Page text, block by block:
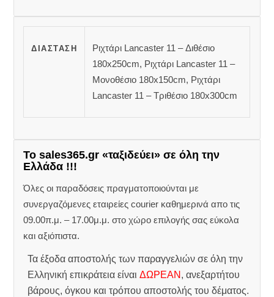
ΔΙΆΣΤΑΣΗ
Ριχτάρι Lancaster 11 – Διθέσιο
180x250cm, Ριχτάρι Lancaster 11 –
Μονοθέσιο 180x150cm, Ριχτάρι
Lancaster 11 – Τριθέσιο 180x300cm
Το sales365.gr «ταξιδεύει» σε όλη την
Ελλάδα !!!
Όλες οι παραδόσεις πραγματοποιούνται με
συνεργαζόμενες εταιρείες courier καθημερινά απο τις
09.00π.μ. – 17.00μ.μ. στο χώρο επιλογής σας εύκολα
και αξιόπιστα.
Τα έξοδα αποστολής των παραγγελιών σε όλη την
Ελληνική επικράτεια είναιΔΩΡΕΑΝ , ανεξαρτήτου
βάρους, όγκου και τρόπου αποστολής του δέματος.